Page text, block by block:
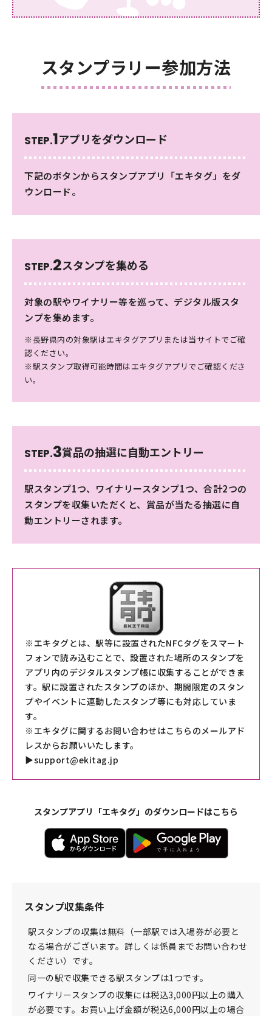
スタンプラリー参加方法
STEP.1アプリをダウンロード
下記のボタンからスタンプアプリ「エキタグ」をダ
ウンロード。
STEP.2スタンプを集める
対象の駅やワイナリー等を巡って、デジタル版スタ
ンプを集めます。
※長野県内の対象駅はエキタグアプリまたは当サイトでご確
認ください。
※駅スタンプ取得可能時間はエキタグアプリでご確認くださ
い。
STEP.3賞品の抽選に自動エントリー
駅スタンプ1つ、ワイナリースタンプ1つ、合計2つの
スタンプを収集いただくと、賞品が当たる抽選に自
動エントリーされます。
※エキタグとは、駅等に設置されたNFCタグをスマート
フォンで読み込むことで、設置された場所のスタンプを
アプリ内のデジタルスタンプ帳に収集することができま
す。駅に設置されたスタンプのほか、期間限定のスタン
プやイベントに連動したスタンプ等にも対応していま
す。
※エキタグに関するお問い合わせはこちらのメールアド
レスからお願いいたします。
▶support@ekitag.jp
スタンプアプリ「エキタグ」のダウンロードはこちら
スタンプ収集条件
駅スタンプの収集は無料（一部駅では入場券が必要と
なる場合がございます。詳しくは係員までお問い合わせ
ください）です。
同一の駅で収集できる駅スタンプは1つです。
ワイナリースタンプの収集には税込3,000円以上の購入
が必要です。お買い上げ金額が税込6,000円以上の場合